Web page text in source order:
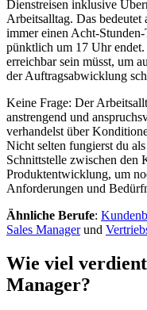
Dienstreisen inklusive
Arbeitsalltag. Das
immer einen Acht-
pünktlich um 17 Uhr endet.
erreichbar sein müsst, um
der Auftragsabwicklung
Keine Frage: Der
anstrengend und
verhandelst über
Nicht selten fungierst du
Schnittstelle zwischen den
Produktentwicklung, um
Anforderungen und
Ähnliche Berufe:
Sales Managerund
Wie viel
Manager?